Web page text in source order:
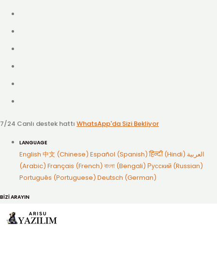
7/24 Canlı destek hattı WhatsApp'da Sizi Bekliyor
LANGUAGE
English 中文 (Chinese) Español (Spanish) हिन्दी (Hindi) العربية
(Arabic) Français (French) বাংলা (Bengali) Русский (Russian)
Português (Portuguese) Deutsch (German)
BİZİ ARAYIN